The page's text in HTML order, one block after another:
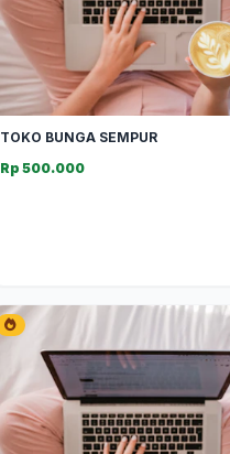
TOKO BUNGA SEMPUR
Rp 500.000